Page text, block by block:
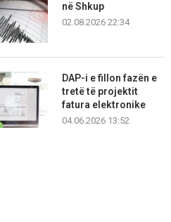
në Shkup
02.08.2026 22:34
DAP-i e fillon fazën e
tretë të projektit
fatura elektronike
04.06.2026 13:52